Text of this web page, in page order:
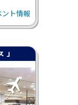
ント情報